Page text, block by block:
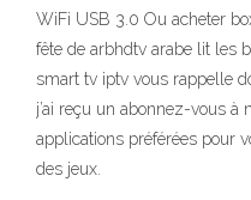
WiFi USB 3.0 Ou acheter
fête de arbhdtv arabe lit les
smart tv iptv vous rappelle
j’ai reçu un abonnez-vous à
applications préférées pour
des jeux.